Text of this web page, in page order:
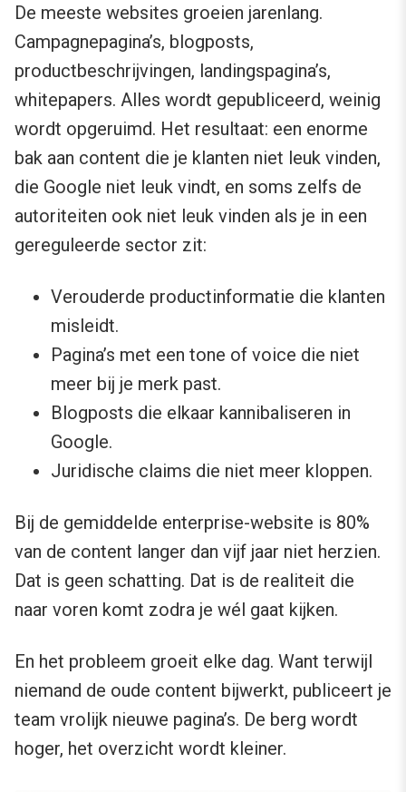
De meeste websites groeien jarenlang.
Campagnepagina’s, blogposts,
productbeschrijvingen, landingspagina’s,
whitepapers. Alles wordt gepubliceerd, weinig
wordt opgeruimd. Het resultaat: een enorme
bak aan content die je klanten niet leuk vinden,
die Google niet leuk vindt, en soms zelfs de
autoriteiten ook niet leuk vinden als je in een
gereguleerde sector zit:
Verouderde productinformatie die klanten
misleidt.
Pagina’s met een tone of voice die niet
meer bij je merk past.
Blogposts die elkaar kannibaliseren in
Google.
Juridische claims die niet meer kloppen.
Bij de gemiddelde enterprise-website is 80%
van de content langer dan vijf jaar niet herzien.
Dat is geen schatting. Dat is de realiteit die
naar voren komt zodra je wél gaat kijken.
En het probleem groeit elke dag. Want terwijl
niemand de oude content bijwerkt, publiceert je
team vrolijk nieuwe pagina’s. De berg wordt
hoger, het overzicht wordt kleiner.